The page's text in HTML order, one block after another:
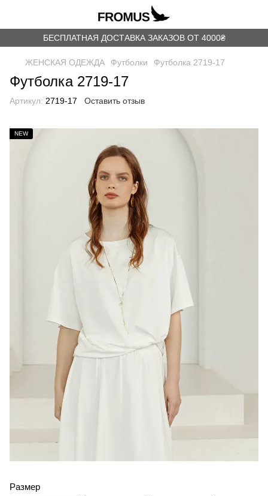
БЕСПЛАТНАЯ ДОСТАВКА ЗАКАЗОВ ОТ 4000₴
ЖЕНСКАЯ ОДЕЖДА Футболки Футболка 2719-17
Футболка 2719-17
Артикул: 2719-17 Оставить отзыв
NEW
Размер